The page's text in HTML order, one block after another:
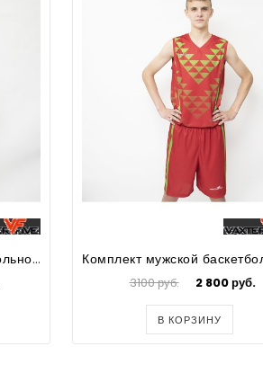
Комплект мужской баскетбольной формы Trek
3100 руб. 2 800 руб.
В КОРЗИНУ